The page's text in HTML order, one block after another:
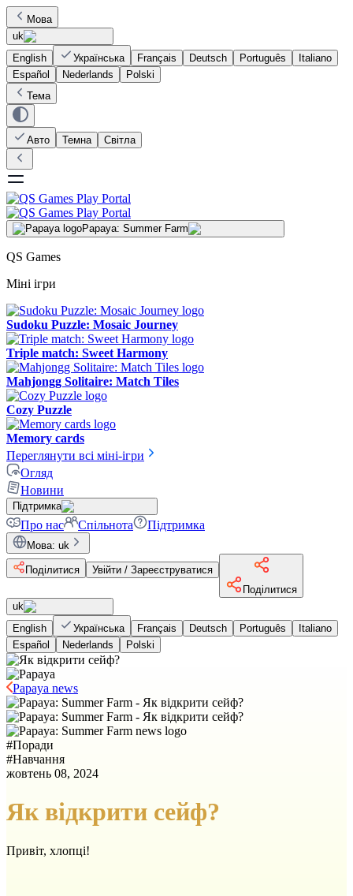
Мова
uk
English
Українська Français Deutsch Português
Italiano
Español
Nederlands
Polski
Тема
Авто Темна Світла
Papaya: Summer Farm
QS Games
Міні ігри
Sudoku Puzzle: Mosaic Journey
Triple match: Sweet Harmony
Mahjongg Solitaire: Match Tiles
Cozy Puzzle
Memory cards
Переглянути всі міні-ігри
Огляд
Новини
Підтримка
Про нас Спільнота Підтримка
Мова: uk
Поділитися
Увійти / Зареєструватися
Поділитися
uk
English
Українська Français Deutsch Português
Italiano
Español
Nederlands Polski
Papaya news
#Поради
#Навчання
жовтень 08, 2024
Як відкрити сейф?
Привіт, хлопці!